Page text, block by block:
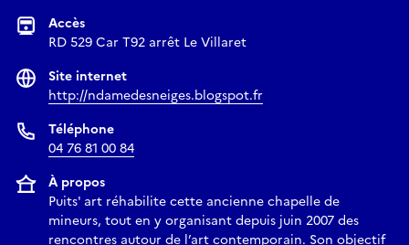
Accès
RD 529 Car T92 arrêt Le Villaret
Site internet
http://ndamedesneiges.blogspot.fr
Téléphone
04 76 81 00 84
À propos
Puits' art réhabilite cette ancienne chapelle de
mineurs, tout en y organisant depuis juin 2007 des
rencontres autour de l’art contemporain. Son objectif